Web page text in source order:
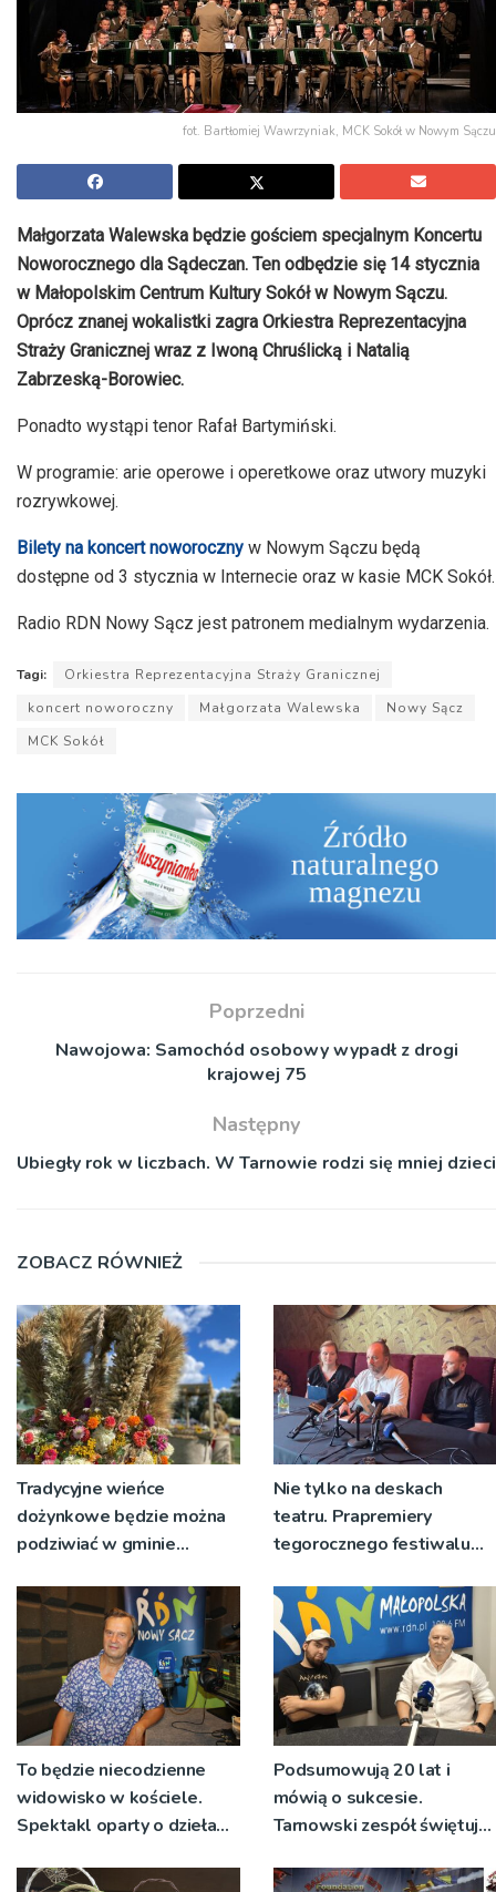
fot. Bartłomiej Wawrzyniak, MCK Sokół w Nowym Sączu
Małgorzata Walewska będzie gościem specjalnym Koncertu
Noworocznego dla Sądeczan. Ten odbędzie się 14 stycznia
w Małopolskim Centrum Kultury Sokół w Nowym Sączu.
Oprócz znanej wokalistki zagra Orkiestra Reprezentacyjna
Straży Granicznej wraz z Iwoną Chruślicką i Natalią
Zabrzeską-Borowiec.
Ponadto wystąpi tenor Rafał Bartymiński.
W programie: arie operowe i operetkowe oraz utwory muzyki
rozrywkowej.
Bilety na koncert noworoczny w Nowym Sączu będą
dostępne od 3 stycznia w Internecie oraz w kasie MCK Sokół.
Radio RDN Nowy Sącz jest patronem medialnym wydarzenia.
Tagi:
Orkiestra Reprezentacyjna Straży Granicznej
koncert noworoczny
Małgorzata Walewska
Nowy Sącz
MCK Sokół
Poprzedni
Nawojowa: Samochód osobowy wypadł z drogi
krajowej 75
Następny
Ubiegły rok w liczbach. W Tarnowie rodzi się mniej dzieci
ZOBACZ RÓWNIEŻ
Tradycyjne wieńce
dożynkowe będzie można
podziwiać w gminie
Nie tylko na deskach
teatru. Prapremiery
tegorocznego festiwalu
niecodziennych
okolicznościach
To będzie niecodzienne
widowisko w kościele.
Spektakl oparty o dzieła
Podsumowują 20 lat i
mówią o sukcesie.
Tarnowski zespół świętuje
koncert